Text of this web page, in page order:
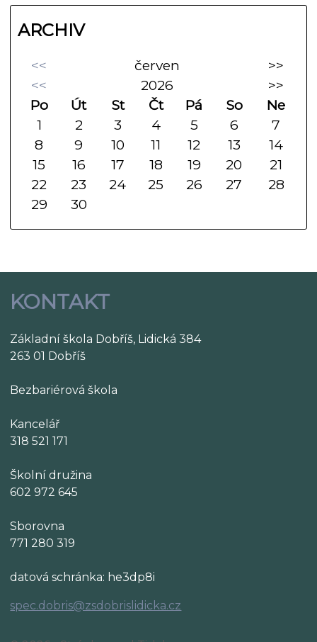
ARCHIV
<< červen
>>
<<
2026
>>
Po
Út St Čt Pá So
Ne
1
2 3 4 5 6
7
8
9 10 11 12 13
14
15
16 17 18 19 20
21
22
23 24 25 26 27
28
29
30
KONTAKT
Základní škola Dobříš, Lidická 384
263 01 Dobříš
Bezbariérová škola
Kancelář
318 521 171
Školní družina
602 972 645
Sborovna
771 280 319
datová schránka: he3dp8i
spec.dobris@zsdobrislidicka.cz